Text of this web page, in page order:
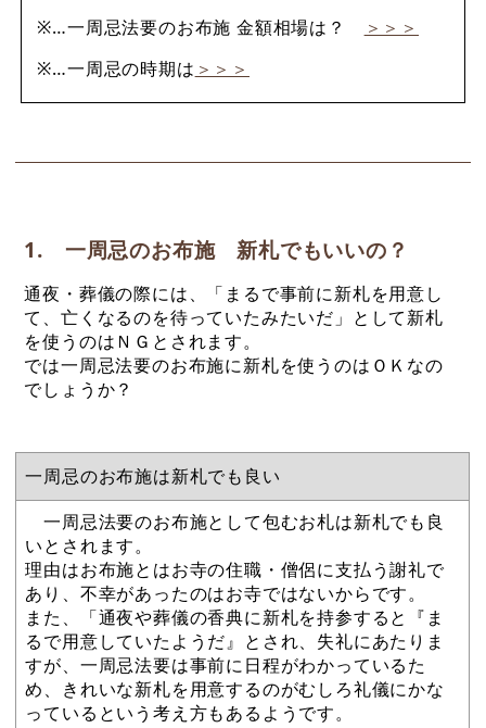
※…一周忌法要のお布施 金額相場は？
＞＞＞
※…一周忌の時期は ＞＞＞
1. 一周忌のお布施 新札でもいいの？
通夜・葬儀の際には、「まるで事前に新札を用意し
て、亡くなるのを待っていたみたいだ」として新札
を使うのはＮＧとされます。
では一周忌法要のお布施に新札を使うのはＯＫなの
でしょうか？
一周忌のお布施は新札でも良い
一周忌法要のお布施として包むお札は新札でも良
いとされます。
理由はお布施とはお寺の住職・僧侶に支払う謝礼で
あり、不幸があったのはお寺ではないからです。
また、「通夜や葬儀の香典に新札を持参すると『ま
るで用意していたようだ』とされ、失礼にあたりま
すが、一周忌法要は事前に日程がわかっているた
め、きれいな新札を用意するのがむしろ礼儀にかな
っているという考え方もあるようです。